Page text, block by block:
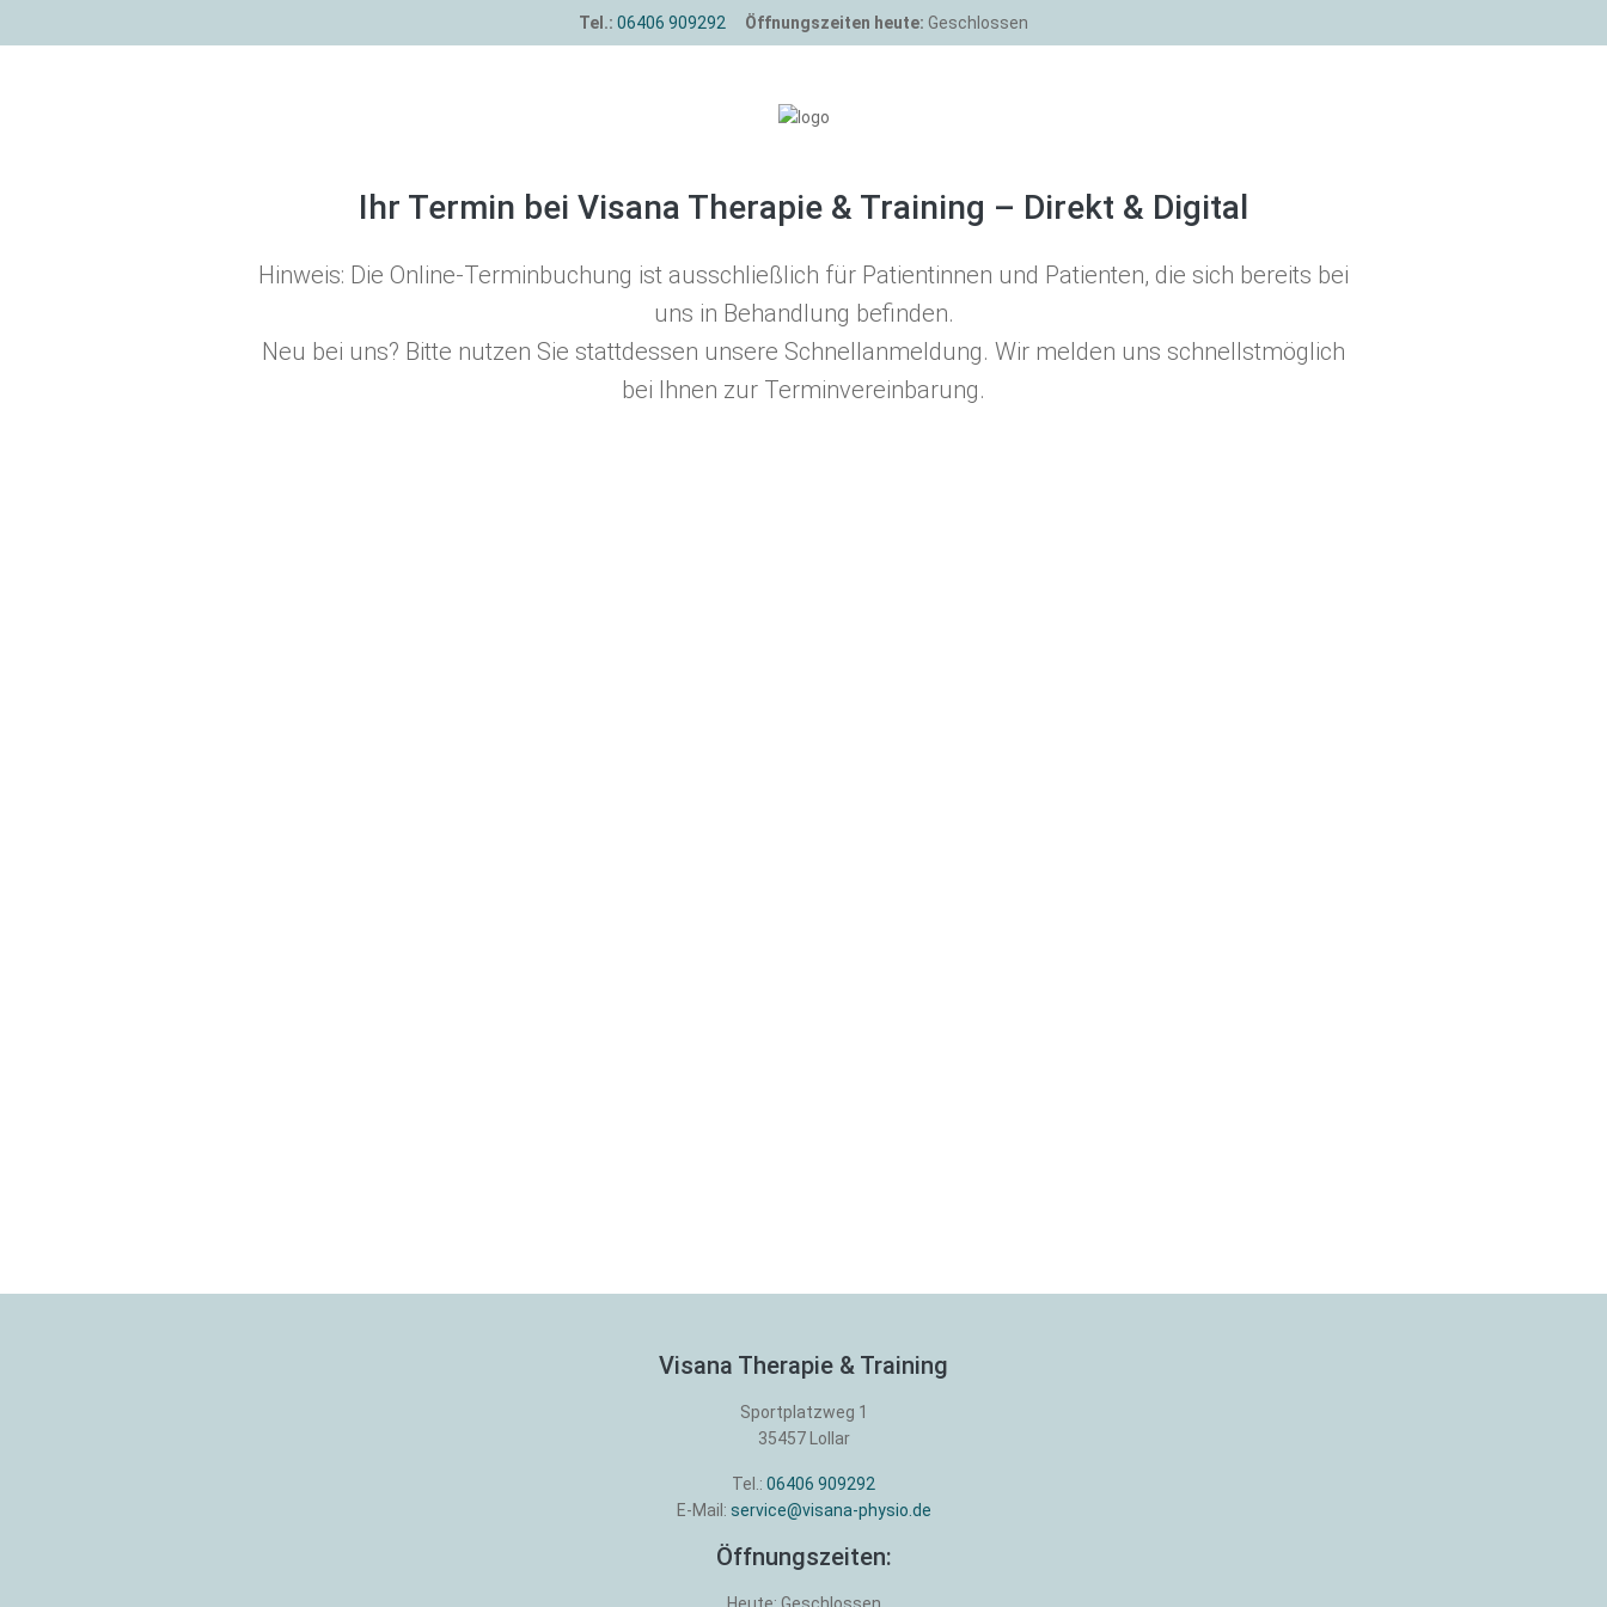
Tel.: 06406 909292 Öffnungszeiten heute: Geschlossen
Ihr Termin bei Visana Therapie & Training – Direkt & Digital
Hinweis: Die Online-Terminbuchung ist ausschließlich für Patientinnen und Patienten, die sich bereits bei
uns in Behandlung befinden.
Neu bei uns? Bitte nutzen Sie stattdessen unsere Schnellanmeldung. Wir melden uns schnellstmöglich
bei Ihnen zur Terminvereinbarung.
Visana Therapie & Training
Sportplatzweg 1
35457
Lollar
Tel.: 06406 909292
E-Mail: service@visana-physio.de
Öffnungszeiten: